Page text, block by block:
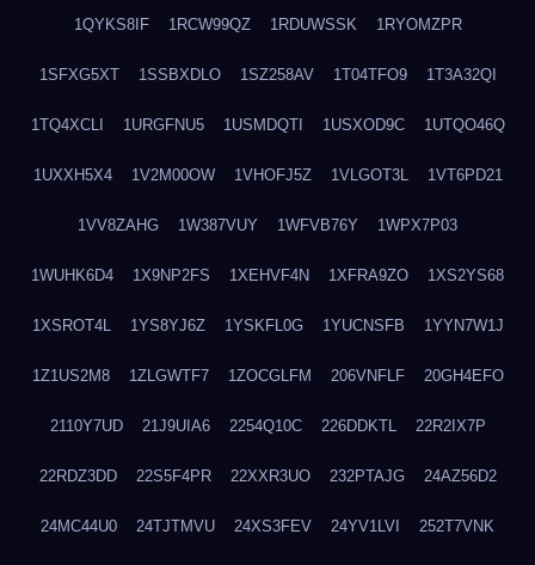
1QYKS8IF 1RCW99QZ 1RDUWSSK 1RYOMZPR
1SFXG5XT 1SSBXDLO 1SZ258AV 1T04TFO9 1T3A32QI
1TQ4XCLI 1URGFNU5 1USMDQTI 1USXOD9C 1UTQO46Q
1UXXH5X4 1V2M00OW 1VHOFJ5Z 1VLGOT3L 1VT6PD21
1VV8ZAHG 1W387VUY 1WFVB76Y 1WPX7P03
1WUHK6D4 1X9NP2FS 1XEHVF4N 1XFRA9ZO 1XS2YS68
1XSROT4L 1YS8YJ6Z 1YSKFL0G 1YUCNSFB 1YYN7W1J
1Z1US2M8 1ZLGWTF7 1ZOCGLFM 206VNFLF 20GH4EFO
2110Y7UD 21J9UIA6 2254Q10C 226DDKTL 22R2IX7P
22RDZ3DD 22S5F4PR 22XXR3UO 232PTAJG 24AZ56D2
24MC44U0 24TJTMVU 24XS3FEV 24YV1LVI 252T7VNK